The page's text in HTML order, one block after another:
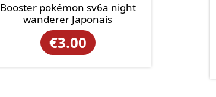
Booster pokémon sv6a night
wanderer Japonais
€3.00